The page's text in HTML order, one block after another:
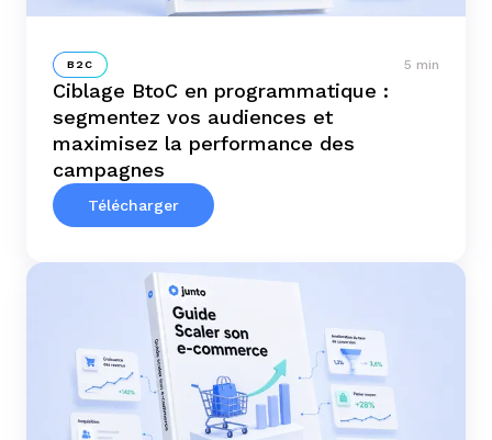
B2C 5 min
Ciblage BtoC en programmatique :
segmentez vos audiences et
maximisez la performance des
campagnes
Télécharger